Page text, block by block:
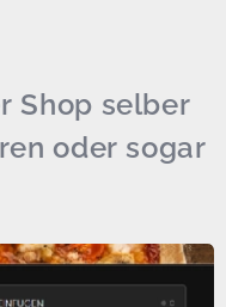
Shop selber
oder sogar